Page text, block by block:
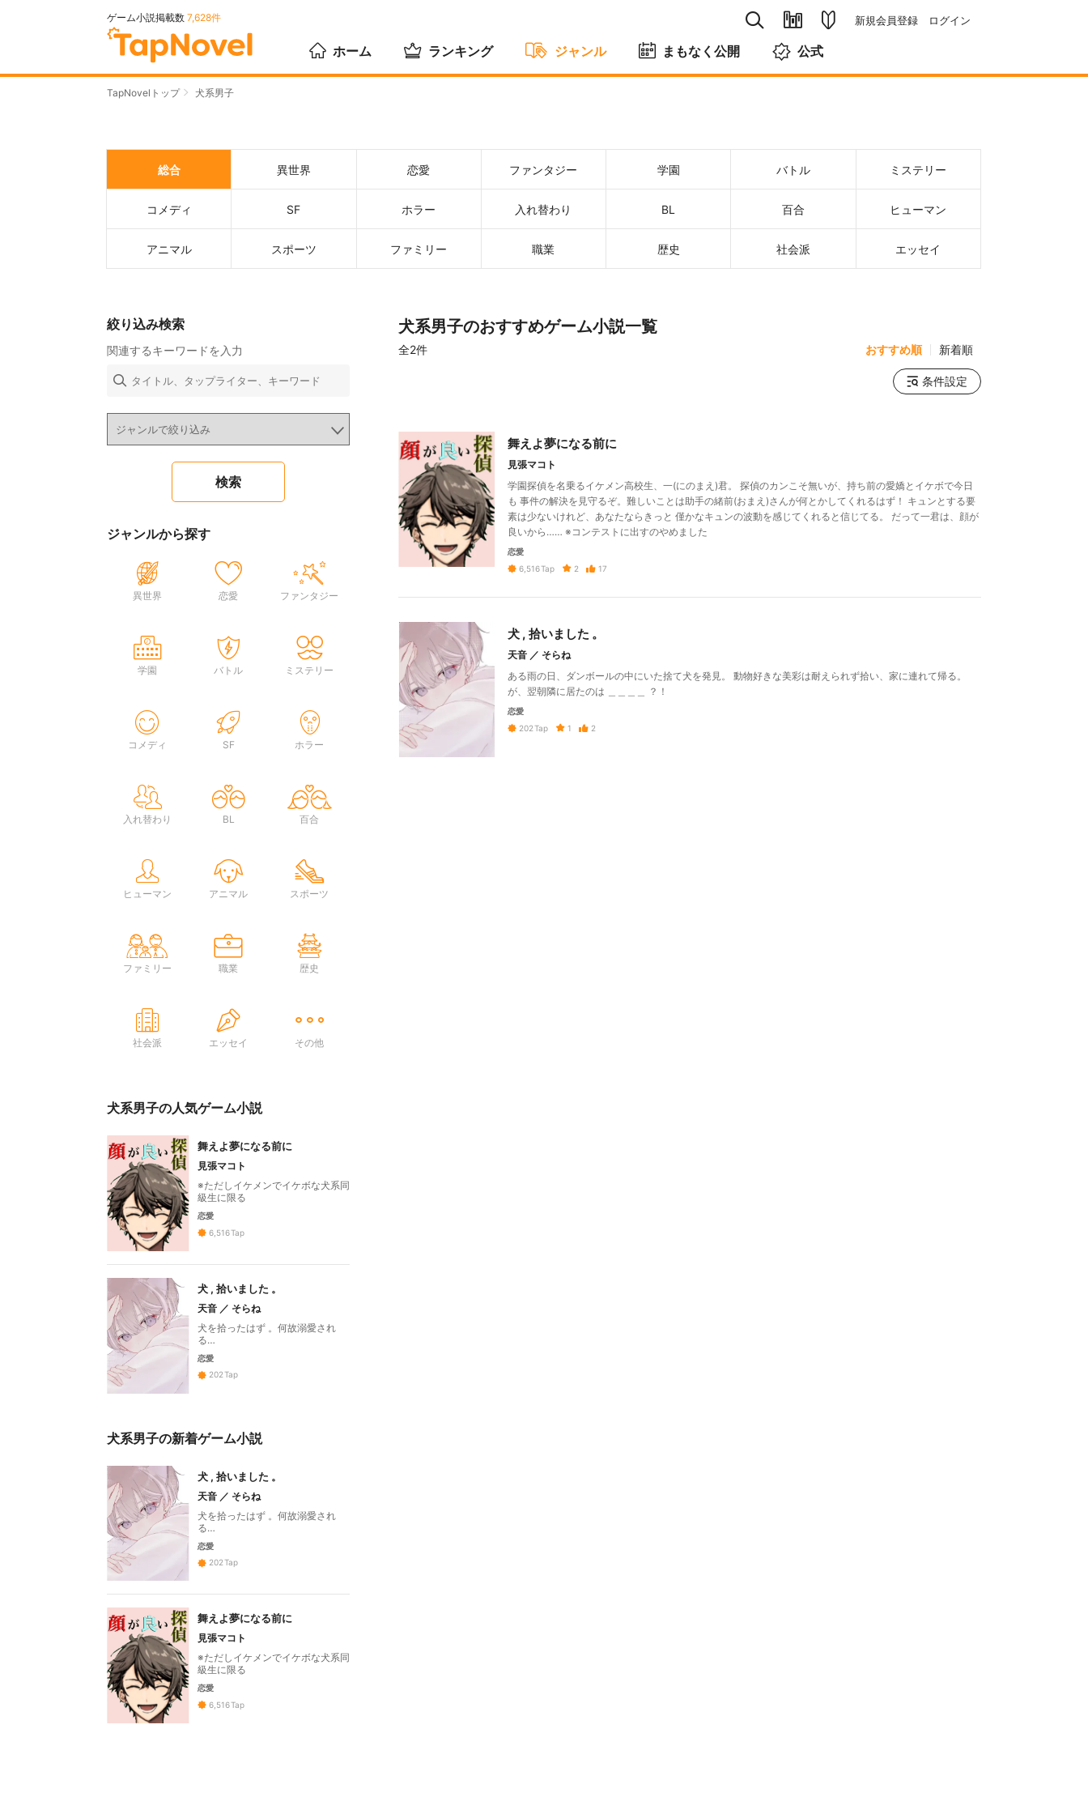
ゲーム小説掲載数 7,628件 新規会員登録 ログイン
ホーム ランキング ジャンル まもなく公開 公式
TapNovelトップ 犬系男子
総合 異世界 恋愛 ファンタジー 学園 バトル ミステリー
コメディ SF ホラー 入れ替わり BL 百合 ヒューマン
アニマル スポーツ ファミリー 職業 歴史 社会派 エッセイ
犬系男子のおすすめゲーム小説一覧
全2件 おすすめ順 新着順
条件設定
舞えよ夢になる前に
見張マコト
学園探偵を名乗るイケメン高校生、一(にのまえ)君。 探偵のカンこそ無いが、持ち前の愛嬌とイケボで今日
も 事件の解決を見守るぞ。難しいことは助手の緒前(おまえ)さんが何とかしてくれるはず！ キュンとする要
素は少ないけれど、あなたならきっと 僅かなキュンの波動を感じてくれると信じてる。 だって一君は、顔が
良いから…… ※コンテストに出すのやめました
恋愛
6,516Tap 2 17
犬 , 拾いました 。
天音 ／ そらね
ある雨の日、ダンボールの中にいた捨て犬を発見。 動物好きな美彩は耐えられず拾い、家に連れて帰る。
が、翌朝隣に居たのは ＿＿＿＿ ？！
恋愛
202Tap 1 2
絞り込み検索
関連するキーワードを入力
ジャンルから探す
異世界 恋愛 ファンタジー
学園 バトル ミステリー
コメディ SF ホラー
入れ替わり BL 百合
ヒューマン アニマル スポーツ
ファミリー 職業 歴史
社会派 エッセイ その他
犬系男子の人気ゲーム小説
舞えよ夢になる前に
見張マコト
※ただしイケメンでイケボな犬系同
級生に限る
恋愛
6,516Tap
犬 , 拾いました 。
天音 ／ そらね
犬を拾ったはず 。何故溺愛され
る…
恋愛
202Tap
犬系男子の新着ゲーム小説
犬 , 拾いました 。
天音 ／ そらね
犬を拾ったはず 。何故溺愛され
る…
恋愛
202Tap
舞えよ夢になる前に
見張マコト
※ただしイケメンでイケボな犬系同
級生に限る
恋愛
6,516Tap